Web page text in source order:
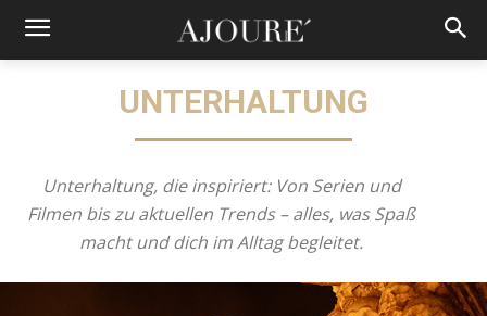
UNTERHALTUNG
Unterhaltung, die inspiriert: Von Serien und
Filmen bis zu aktuellen Trends – alles, was Spaß
macht und dich im Alltag begleitet.